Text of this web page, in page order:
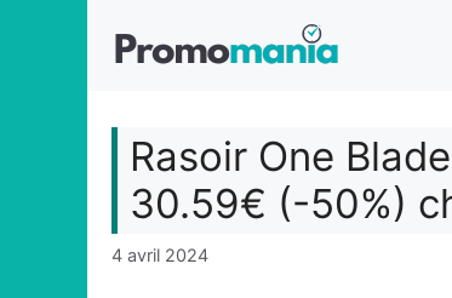
Rasoir One
30.59€ (-50%)
4 avril 2024